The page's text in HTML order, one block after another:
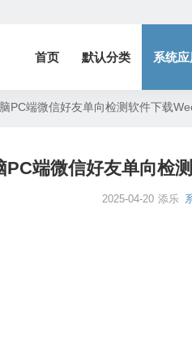
首页 默认分类 系统应
PC端微信好友单向检测软件下载
PC端微信好友单向检
2025-04-20 添乐